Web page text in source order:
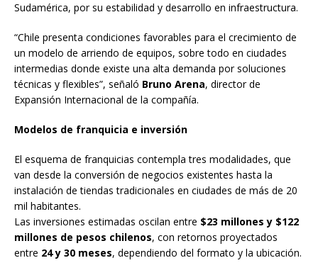
Sudamérica, por su estabilidad y desarrollo en infraestructura.
“Chile presenta condiciones favorables para el crecimiento de
un modelo de arriendo de equipos, sobre todo en ciudades
intermedias donde existe una alta demanda por soluciones
técnicas y flexibles”, señaló Bruno Arena, director de
Expansión Internacional de la compañía.
Modelos de franquicia e inversión
El esquema de franquicias contempla tres modalidades, que
van desde la conversión de negocios existentes hasta la
instalación de tiendas tradicionales en ciudades de más de 20
mil habitantes.
Las inversiones estimadas oscilan entre $23 millones y $122
millones de pesos chilenos, con retornos proyectados
entre 24 y 30 meses, dependiendo del formato y la ubicación.